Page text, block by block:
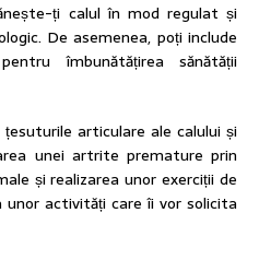
ți calul în mod regulat și
De asemenea, poți include
îmbunătățirea sănătății
articulare ale calului și
unei artrite premature prin
și realizarea unor exerciții de
unor activități care îi vor solicita